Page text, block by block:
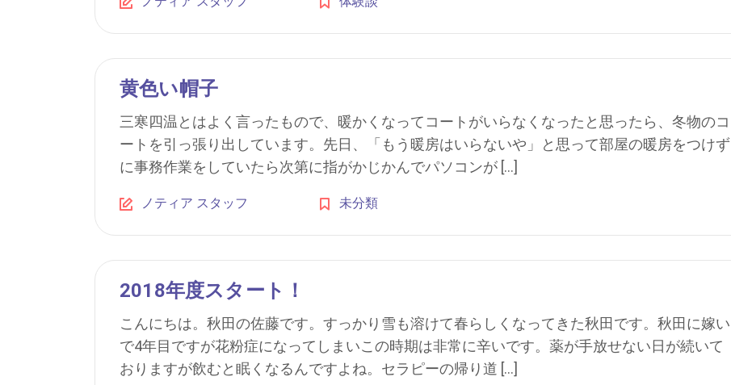
黄色い帽子
三寒四温とはよく言ったもので、暖かくなってコートがいらなくなったと思ったら、冬物のコ
ートを引っ張り出しています。先日、「もう暖房はいらないや」と思って部屋の暖房をつけず
に事務作業をしていたら次第に指がかじかんでパソコンが […]
ノティア スタッフ 未分類
2018年度スタート！
こんにちは。秋田の佐藤です。すっかり雪も溶けて春らしくなってきた秋田です。秋田に嫁い
で4年目ですが花粉症になってしまいこの時期は非常に辛いです。薬が手放せない日が続いて
おりますが飲むと眠くなるんですよね。セラピーの帰り道 […]